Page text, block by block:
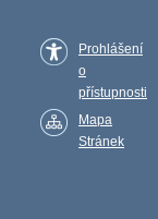
Prohlášení
o
přístupnosti
Mapa
Stránek